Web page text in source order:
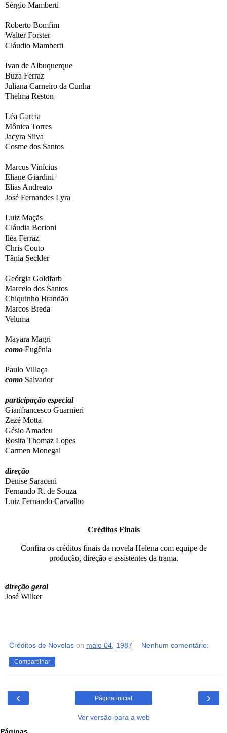
Sérgio Mamberti
Roberto Bomfim
Walter Forster
Cláudio Mamberti
Ivan de Albuquerque
Buza Ferraz
Juliana Carneiro da Cunha
Thelma Reston
Léa Garcia
Mônica Torres
Jacyra Silva
Cosme dos Santos
Marcus Vinícius
Eliane Giardini
Elias Andreato
José Fernandes Lyra
Luiz Maçãs
Cláudia Borioni
Iléa Ferraz
Chris Couto
Tânia Seckler
Geórgia Goldfarb
Marcelo dos Santos
Chiquinho Brandão
Marcos Breda
Veluma
Mayara Magri
como Eugênia
Paulo Villaça
como Salvador
participação especial
Gianfrancesco Guarnieri
Zezé Motta
Gésio Amadeu
Rosita Thomaz Lopes
Carmen Monegal
direção
Denise Saraceni
Fernando R. de Souza
Luiz Fernando Carvalho
Créditos Finais
Confira os créditos finais da novela Helena com equipe de
produção, direção e assistentes da trama.
direção geral
José Wilker
Créditos de Novelas on maio 04, 1987 Nenhum comentário:
Compartilhar
‹ ›
Página inicial
Ver versão para a web
Páginas